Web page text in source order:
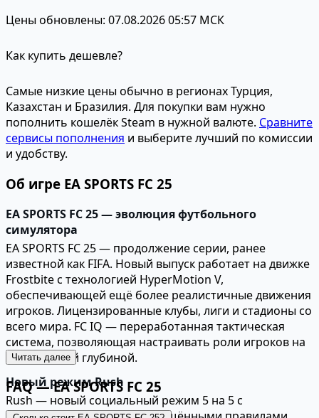
Цены обновлены: 07.08.2026 05:57 МСК
Как купить дешевле?
Самые низкие цены обычно в регионах Турция,
Казахстан и Бразилия. Для покупки вам нужно
пополнить кошелёк Steam в нужной валюте. Сравните
сервисы пополнения и выберите лучший по комиссии
и удобству.
Об игре EA SPORTS FC 25
EA SPORTS FC 25 — эволюция футбольного
симулятора
EA SPORTS FC 25 — продолжение серии, ранее
известной как FIFA. Новый выпуск работает на движке
Frostbite с технологией HyperMotion V,
обеспечивающей ещё более реалистичные движения
игроков. Лицензированные клубы, лиги и стадионы со
всего мира. FC IQ — переработанная тактическая
система, позволяющая настраивать роли игроков на
поле с новой глубиной.
Новый режим Rush
Rush — новый социальный режим 5 на 5 с
Читать далее
FAQ — EA SPORTS FC 25